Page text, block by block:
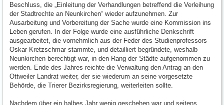
Beschluss, die „Einleitung der Verhandlungen betreffend die Verleihung
der Stadtrechte an Neunkirchen“ wieder aufzunehmen. Zur
Ausarbeitung und Vorbereitung der Sache wurde eine Kommission ins
Leben gerufen. In der Folge wurde eine ausführliche Denkschrift
ausgearbeitet, die vornehmlich aus der Feder des Studienprofessors
Oskar Kretzschmar stammte, und detailliert begründete, weshalb
Neunkirchen berechtigt war, in den Rang der Städte aufgenommen zu
werden. Ende des Jahres reichte die Verwaltung den Antrag an den
Ottweiler Landrat weiter, der sie wiederum an seine vorgesetzte
Behörde, die Trierer Bezirksregierung, weiterleiten sollte.
Nachdem über ein halbes Jahr wenig geschehen war und seitens